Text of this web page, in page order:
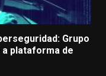
Grupo
plataforma de